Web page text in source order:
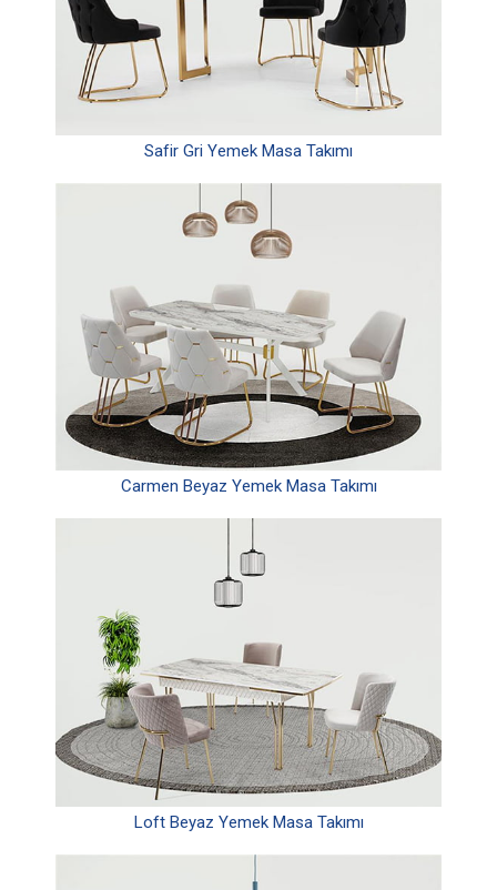
Safir Gri Yemek Masa Takımı
Carmen Beyaz Yemek Masa Takımı
Loft Beyaz Yemek Masa Takımı